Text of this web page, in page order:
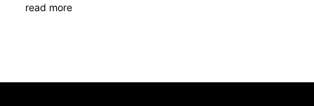
read more